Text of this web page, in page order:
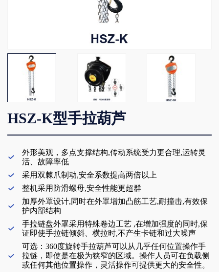
HSZ-K型手拉葫芦

外形美观，多点支撑结构,传动系统受力更合理,运转灵
活、故障率低
 采用双棘爪制动,安全系数提高两倍以上
 整机采用防滑螺母,安全性能更超群

加厚外罩设计,同时在外罩增加凸筋工艺,耐撞击,有效保
护内部结构

手拉链盘外罩采用特殊卷边工艺 ,在增加强度的同时,保
证即使手拉链倾斜、横拉时,不产生卡链和过大噪声

可选：360度旋转手拉葫芦可以从几乎任何位置操作手
拉链，即使是在极为狭窄的区域。操作人员可在负载侧
或任何其他位置操作，灵活操作可提供更大的安全性。